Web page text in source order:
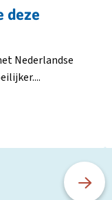
deze
Nederlandse